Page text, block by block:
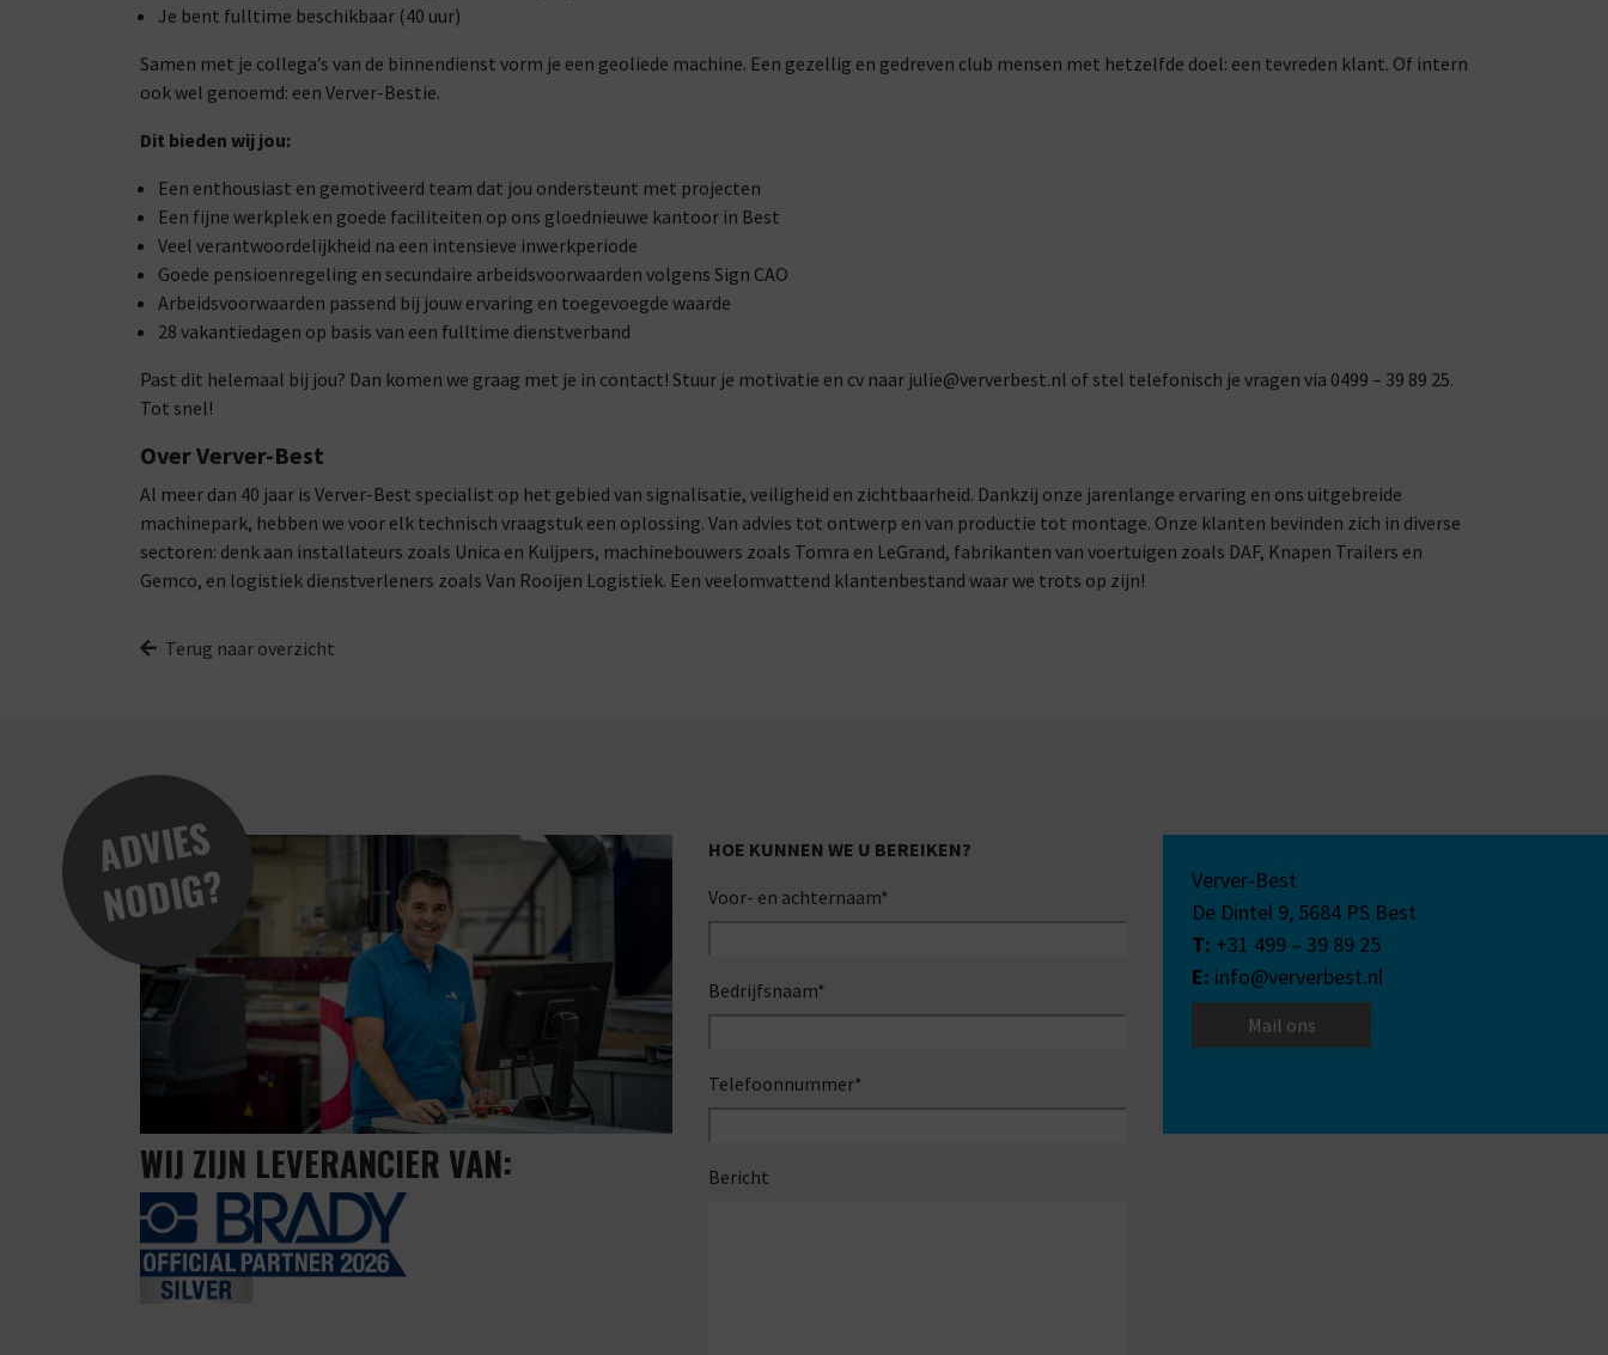
Je bent fulltime beschikbaar (40 uur)
Samen met je collega’s van de binnendienst vorm je een geoliede machine. Een gezellig en gedreven club mensen met hetzelfde doel: een tevreden klant. Of intern
ook wel genoemd: een Verver-Bestie.
Dit bieden wij jou:
Een enthousiast en gemotiveerd team dat jou ondersteunt met projecten
Een fijne werkplek en goede faciliteiten op ons gloednieuwe kantoor in Best
Veel verantwoordelijkheid na een intensieve inwerkperiode
Goede pensioenregeling en secundaire arbeidsvoorwaarden volgens Sign CAO
Arbeidsvoorwaarden passend bij jouw ervaring en toegevoegde waarde
28 vakantiedagen op basis van een fulltime dienstverband
Past dit helemaal bij jou? Dan komen we graag met je in contact! Stuur je motivatie en cv naar julie@ververbest.nl of stel telefonisch je vragen via 0499 – 39 89 25.
Tot snel!
Over Verver-Best
Al meer dan 40 jaar is Verver-Best specialist op het gebied van signalisatie, veiligheid en zichtbaarheid. Dankzij onze jarenlange ervaring en ons uitgebreide
machinepark, hebben we voor elk technisch vraagstuk een oplossing. Van advies tot ontwerp en van productie tot montage. Onze klanten bevinden zich in diverse
sectoren: denk aan installateurs zoals Unica en Kuijpers, machinebouwers zoals Tomra en LeGrand, fabrikanten van voertuigen zoals DAF, Knapen Trailers en
Gemco, en logistiek dienstverleners zoals Van Rooijen Logistiek. Een veelomvattend klantenbestand waar we trots op zijn!
Terug naar overzicht
A
D
VI
E
S
N
O
DI
G
?
WIJ ZIJN LEVERANCIER VAN:
HOE KUNNEN WE U BEREIKEN?
Voor- en achternaam*
Bedrijfsnaam*
Telefoonnummer*
Bericht
Verver-Best
De Dintel 9, 5684 PS Best
T: +31 499 – 39 89 25
E: info@ververbest.nl
Mail ons